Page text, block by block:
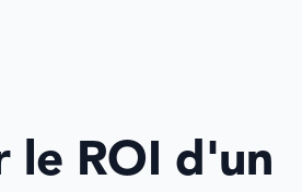
le ROI d'un